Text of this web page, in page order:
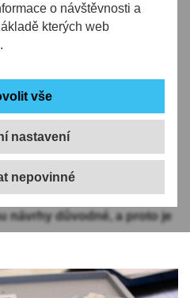
o návštěvnosti a
kterých web
nastavení
Liberci dnes zamítla
kandidátních listin hnutí
(SPD) a Stačilo! pro
sněmovny. Rozsudky
. Návrhy podaly strana
Česká republika na 1.
návrhy důvodné, a proto je